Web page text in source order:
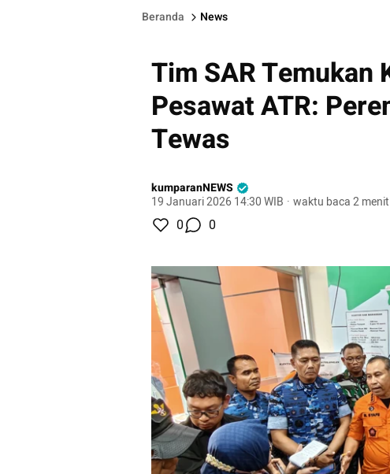
Beranda News
Tim SAR Temukan
Pesawat ATR:
Tewas
kumparanNEWS
19 Januari 2026 14:30 WIB · waktu baca 2 menit
0 0